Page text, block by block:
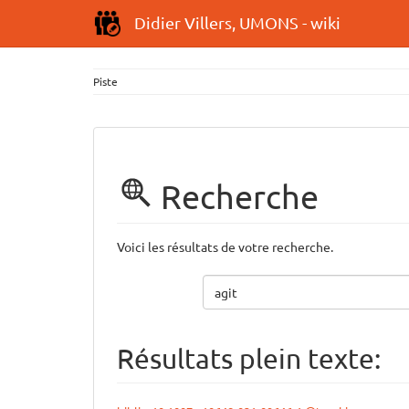
Didier Villers, UMONS - wiki
Piste
Recherche
Voici les résultats de votre recherche.
Résultats plein texte: